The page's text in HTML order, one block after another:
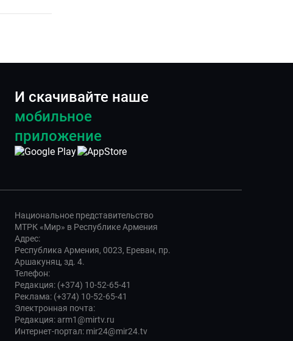
И скачивайте наше
мобильное
приложение
Национальное представительство
МТРК «Мир» в Республике Армения
Адрес:
Республика Армения, 0023, Ереван, пр.
Аршакуняц, зд. 4.
Телефон:
Редакция: (+374) 10-52-65-41
Реклама: (+374) 10-52-65-41
Электронная почта:
Редакция: arm1@mirtv.ru
Интернет-портал: mir24@mir24.tv